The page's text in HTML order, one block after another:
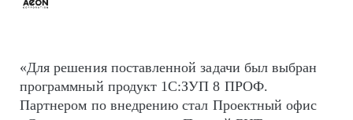
«Для решения поставленной задачи был выбран
программный продукт 1С:ЗУП 8 ПРОФ.
Партнером по внедрению стал Проектный офис